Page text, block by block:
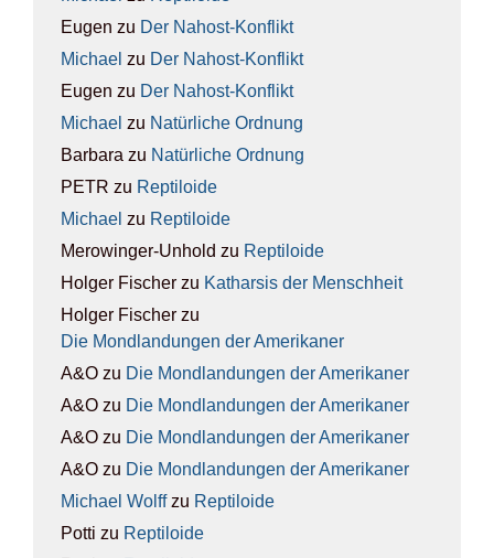
Eugen zu Der Nah­ost-Kon­flikt
Michael zu Der Nah­ost-Kon­flikt
Eugen zu Der Nah­ost-Kon­flikt
Michael zu Natür­li­che Ord­nung
Barbara zu Natür­li­che Ord­nung
PETR zu Rep­ti­lo­ide
Michael zu Rep­ti­lo­ide
Merowinger-Unhold zu Rep­ti­lo­ide
Holger Fischer zu Kathar­sis der Mensch­heit
Holger Fischer zu
Die Mond­lan­dun­gen der Ame­ri­ka­ner
A&O zu Die Mond­lan­dun­gen der Ame­ri­ka­ner
A&O zu Die Mond­lan­dun­gen der Ame­ri­ka­ner
A&O zu Die Mond­lan­dun­gen der Ame­ri­ka­ner
A&O zu Die Mond­lan­dun­gen der Ame­ri­ka­ner
Michael Wolffzu Rep­ti­lo­ide
Potti zu Rep­ti­lo­ide